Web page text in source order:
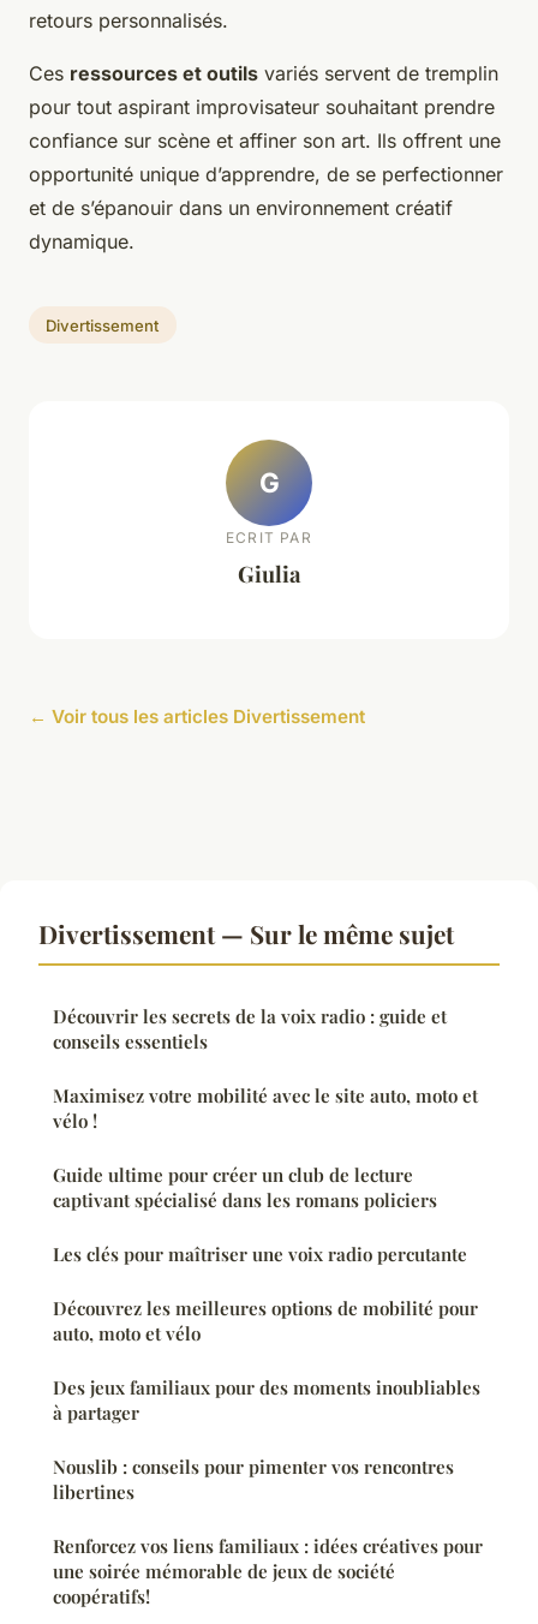
retours personnalisés.
Ces ressources et outils variés servent de tremplin
pour tout aspirant improvisateur souhaitant prendre
confiance sur scène et affiner son art. Ils offrent une
opportunité unique d’apprendre, de se perfectionner
et de s’épanouir dans un environnement créatif
dynamique.
Divertissement
G
ECRIT PAR
Giulia
← Voir tous les articles Divertissement
Divertissement — Sur le même sujet
Découvrir les secrets de la voix radio : guide et
conseils essentiels
Maximisez votre mobilité avec le site auto, moto et
vélo !
Guide ultime pour créer un club de lecture
captivant spécialisé dans les romans policiers
Les clés pour maîtriser une voix radio percutante
Découvrez les meilleures options de mobilité pour
auto, moto et vélo
Des jeux familiaux pour des moments inoubliables
à partager
Nouslib : conseils pour pimenter vos rencontres
libertines
Renforcez vos liens familiaux : idées créatives pour
une soirée mémorable de jeux de société
coopératifs!